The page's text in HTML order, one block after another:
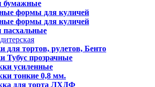
формы для куличей
формы для куличей
для тортов, рулетов, Бенто
Тубус прозрачные
усиленные
тонкие 0,8 мм.
для торта ЛХДФ